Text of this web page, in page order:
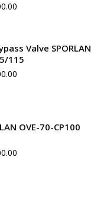
Valve SPORLAN
115
OVE-70-CP100